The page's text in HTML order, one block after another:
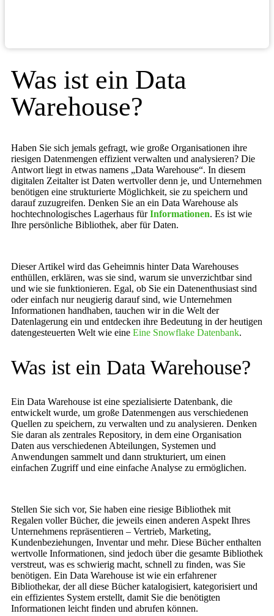
Was ist ein Data
Warehouse?
Haben Sie sich jemals gefragt, wie große Organisationen ihre
riesigen Datenmengen effizient verwalten und analysieren? Die
Antwort liegt in etwas namens „Data Warehouse“. In diesem
digitalen Zeitalter ist Daten wertvoller denn je, und Unternehmen
benötigen eine strukturierte Möglichkeit, sie zu speichern und
darauf zuzugreifen. Denken Sie an ein Data Warehouse als
hochtechnologisches Lagerhaus fürInformationen. Es ist wie
Ihre persönliche Bibliothek, aber für Daten.
Dieser Artikel wird das Geheimnis hinter Data Warehouses
enthüllen, erklären, was sie sind, warum sie unverzichtbar sind
und wie sie funktionieren. Egal, ob Sie ein Datenenthusiast sind
oder einfach nur neugierig darauf sind, wie Unternehmen
Informationen handhaben, tauchen wir in die Welt der
Datenlagerung ein und entdecken ihre Bedeutung in der heutigen
datengesteuerten Welt wie eine Eine Snowflake Datenbank.
Was ist ein Data Warehouse?
Ein Data Warehouse ist eine spezialisierte Datenbank, die
entwickelt wurde, um große Datenmengen aus verschiedenen
Quellen zu speichern, zu verwalten und zu analysieren. Denken
Sie daran als zentrales Repository, in dem eine Organisation
Daten aus verschiedenen Abteilungen, Systemen und
Anwendungen sammelt und dann strukturiert, um einen
einfachen Zugriff und eine einfache Analyse zu ermöglichen.
Stellen Sie sich vor, Sie haben eine riesige Bibliothek mit
Regalen voller Bücher, die jeweils einen anderen Aspekt Ihres
Unternehmens repräsentieren – Vertrieb, Marketing,
Kundenbeziehungen, Inventar und mehr. Diese Bücher enthalten
wertvolle Informationen, sind jedoch über die gesamte Bibliothek
verstreut, was es schwierig macht, schnell zu finden, was Sie
benötigen. Ein Data Warehouse ist wie ein erfahrener
Bibliothekar, der all diese Bücher katalogisiert, kategorisiert und
ein effizientes System erstellt, damit Sie die benötigten
Informationen leicht finden und abrufen können.